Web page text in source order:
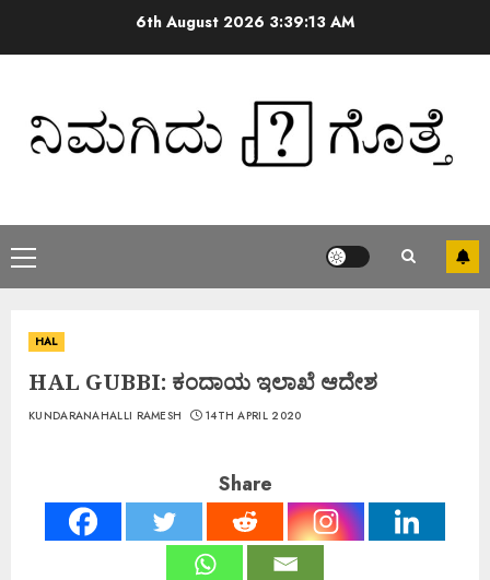
6th August 2026 3:39:14 AM
HAL
HAL GUBBI: ಕಂದಾಯ ಇಲಾಖೆ ಆದೇಶ
KUNDARANAHALLI RAMESH 14TH APRIL 2020
Share